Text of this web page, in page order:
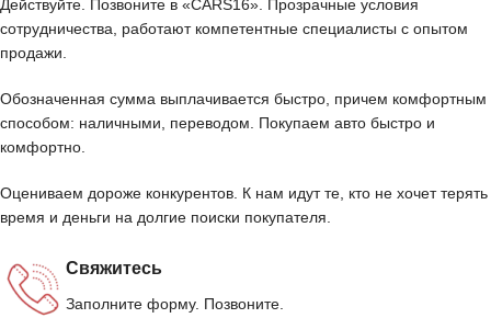
Действуйте. Позвоните в «CARS16». Прозрачные условия
сотрудничества, работают компетентные специалисты с опытом
продажи.
Обозначенная сумма выплачивается быстро, причем комфортным
способом: наличными, переводом. Покупаем авто быстро и
комфортно.
Оцениваем дороже конкурентов. К нам идут те, кто не хочет терять
время и деньги на долгие поиски покупателя.
Свяжитесь
Заполните форму. Позвоните.